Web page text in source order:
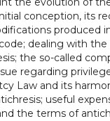
conception, its
produced
dealing with the
the so-called
regarding
Law and its
useful
the terms of